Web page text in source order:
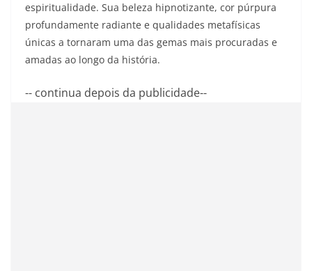
espiritualidade. Sua beleza hipnotizante, cor púrpura
profundamente radiante e qualidades metafísicas
únicas a tornaram uma das gemas mais procuradas e
amadas ao longo da história.
-- continua depois da publicidade--